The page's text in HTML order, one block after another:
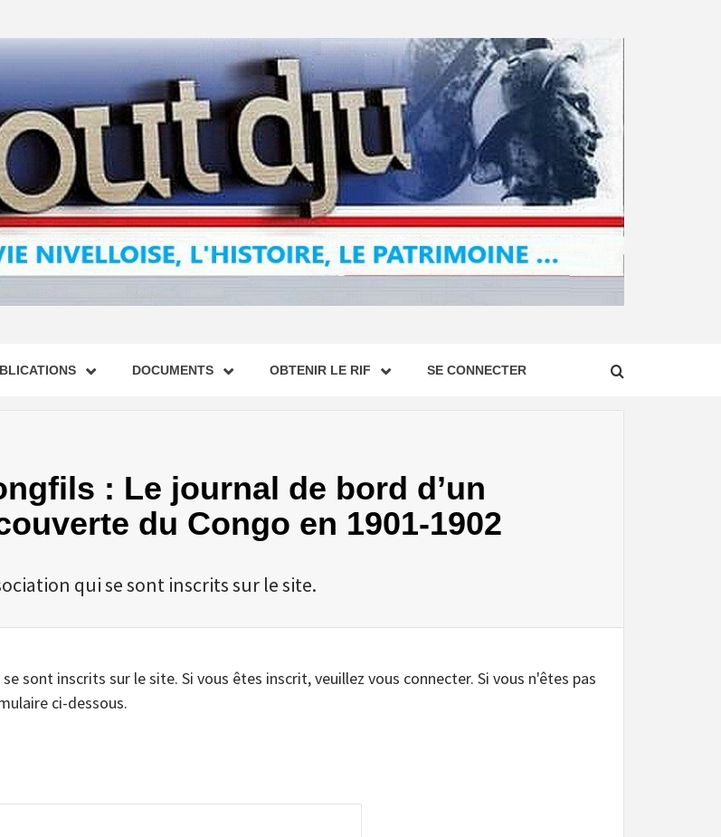
DOCUMENTS OBTENIR LE RIF SE CONNECTER
: Le journal de bord d’un
du Congo en 1901-1902
qui se sont inscrits sur le site.
sont inscrits sur le site. Si vous êtes inscrit, veuillez vous connecter. Si vous n'êtes pas
ci-dessous.